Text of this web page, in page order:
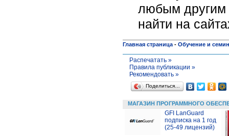
любым другим
найти на
Главная страница - Обучение и
Распечатать »
Правила публикации »
Рекомендовать »
Поделиться…
МАГАЗИН ПРОГРАММНОГО
GFI LanGuard
подписка на 1 год
(25-49 лицензий)